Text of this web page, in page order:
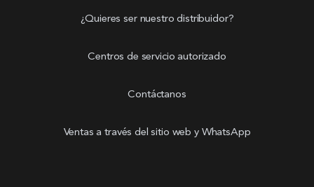
¿Quieres ser nuestro distribuidor?
Centros de servicio autorizado
Contáctanos
Ventas a través del sitio web y WhatsApp